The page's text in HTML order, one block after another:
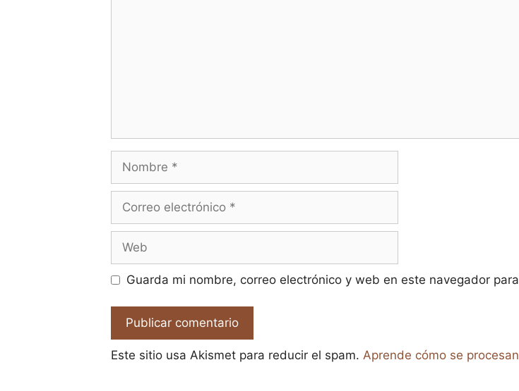
electrónico
Guarda mi nombre, correo electrónico y web en este navegador
Este sitio usa Akismet para reducir el spam. Aprende cómo se